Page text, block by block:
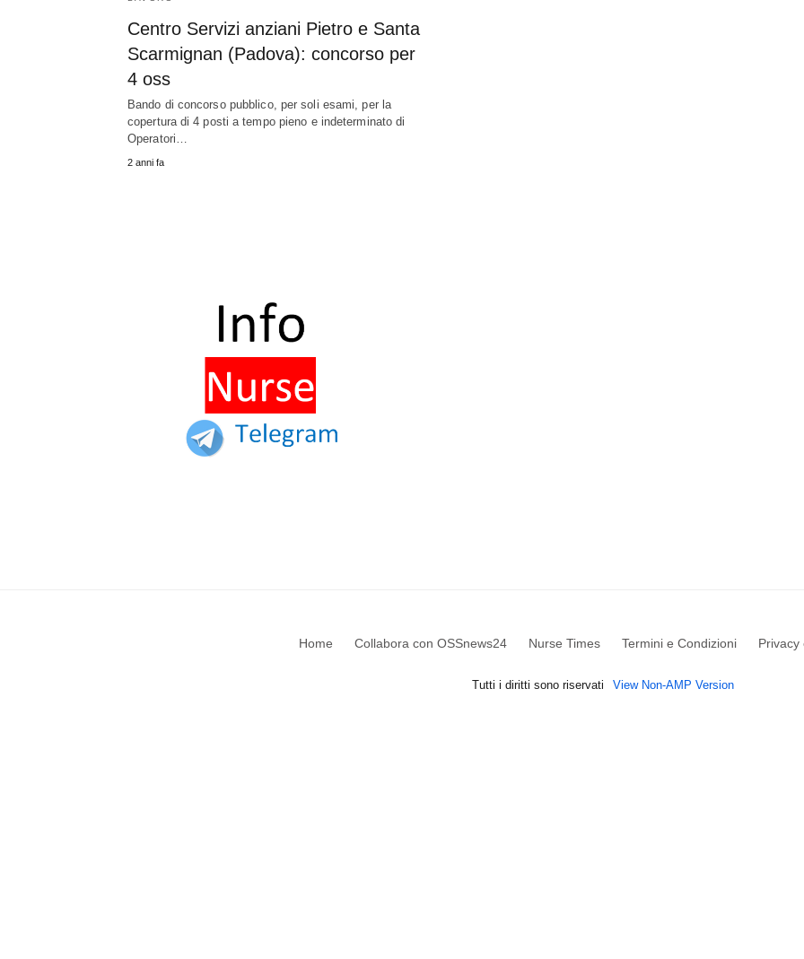
Centro Servizi anziani Pietro e Santa
Scarmignan (Padova): concorso per
4 oss
Bando di concorso pubblico, per soli esami, per la
copertura di 4 posti a tempo pieno e indeterminato di
Operatori…
2 anni fa
Home Collabora con OSSnews24 Nurse Times Termini e Condizioni Privacy
Tutti i diritti sono riservati View Non-AMP Version